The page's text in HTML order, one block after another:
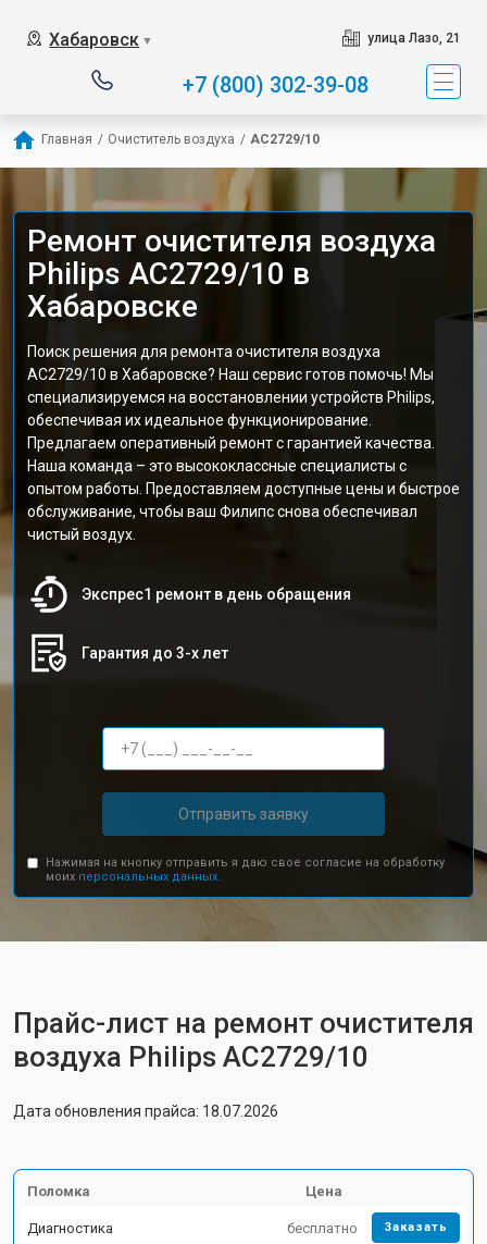
Хабаровск ▼ улица Лазо, 21
+7 (800) 302-39-08
Главная / Очиститель воздуха / AC2729/10
Ремонт очистителя воздуха
Philips AC2729/10 в
Хабаровске
Поиск решения для ремонта очистителя воздуха
AC2729/10 в Хабаровске? Наш сервис готов помочь! Мы
специализируемся на восстановлении устройств Philips,
обеспечивая их идеальное функционирование.
Предлагаем оперативный ремонт с гарантией качества.
Наша команда – это высококлассные специалисты с
опытом работы. Предоставляем доступные цены и быстрое
обслуживание, чтобы ваш Филипс снова обеспечивал
чистый воздух.
Экспрес1 ремонт в день обращения
Гарантия до 3-х лет
Отправить заявку
Нажимая на кнопку отправить я даю свое согласие на обработку
моих персональных данных.
Прайс-лист на ремонт очистителя
воздуха Philips AC2729/10
Дата обновления прайса: 18.07.2026
Поломка Цена
Диагностика бесплатно Заказать